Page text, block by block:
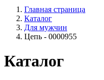
Главная страница
Каталог
Для мужчин
Цепь - 0000955
Каталог